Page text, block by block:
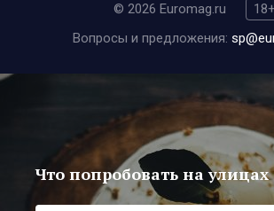
© 2026 Euromag.ru
18+
Вопросы и предложения:
Что попробовать на улицах